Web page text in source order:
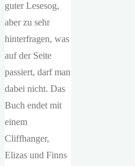
guter Lesesog,
aber zu sehr
hinterfragen, was
auf der Seite
passiert, darf man
dabei nicht. Das
Buch endet mit
einem
Cliffhanger,
Elizas und Finns